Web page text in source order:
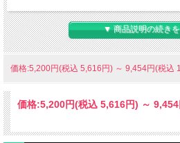
〇主な効果・特徴
1 . 集中力とエネルギーの向上
カフェインやアミノ酸の L-チロシン、L-テアニ
らの成分が組み合わさることで集中力とエネル
カフェインに変わる成分として注目されている
▼ 商品説明の続き
価格:5,200円(税込 5,616円) ～ 9,454円(税込
価格:5,200円(税込 5,616円) ～ 9,454